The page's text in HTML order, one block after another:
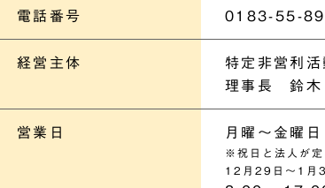
電話番号 0183-55-
経営主体
特定非営利
理事長 鈴木
営業日 月曜〜金曜日
※祝日と法人が定
12月29日〜1月3